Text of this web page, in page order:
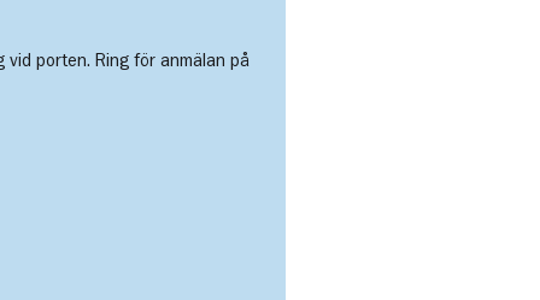
porten. Ring för anmälan på